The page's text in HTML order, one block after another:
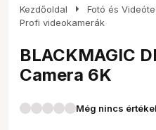
Kezdőoldal arrow_right Fotó és
Profi videokamerák
BLACKMAGIC
Camera 6K
Még nincs